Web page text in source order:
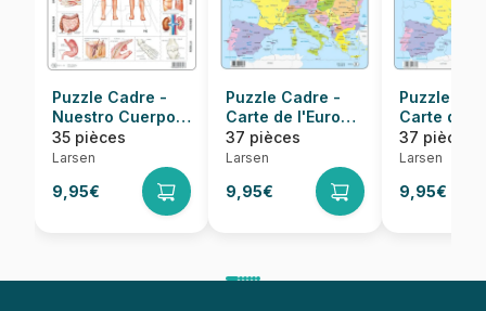
Puzzle Cadre -
Nuestro Cuerpo
(en Espagnol)
35 pièces
Larsen
9,95€
Puzzle Cadre -
Carte de l'Europe
en Espagnol
37 pièces
Larsen
9,95€
Puzzle
Carte de
en Russe
37 pièces
Larsen
9,95€